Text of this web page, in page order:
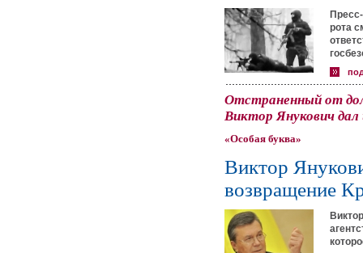
рота
Отстраненный от
Виктор Янукович
«Особая буква»
Виктор
возвращение